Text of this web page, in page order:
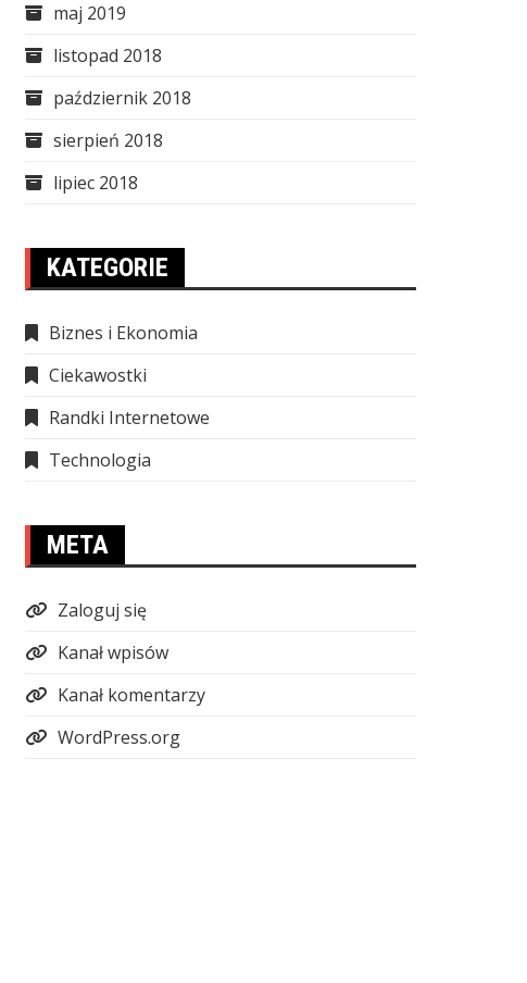
maj 2019
listopad 2018
październik 2018
sierpień 2018
lipiec 2018
KATEGORIE
Biznes i Ekonomia
Ciekawostki
Randki Internetowe
Technologia
META
Zaloguj się
Kanał wpisów
Kanał komentarzy
WordPress.org